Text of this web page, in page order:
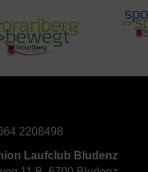
2208498
Laufclub Bludenz